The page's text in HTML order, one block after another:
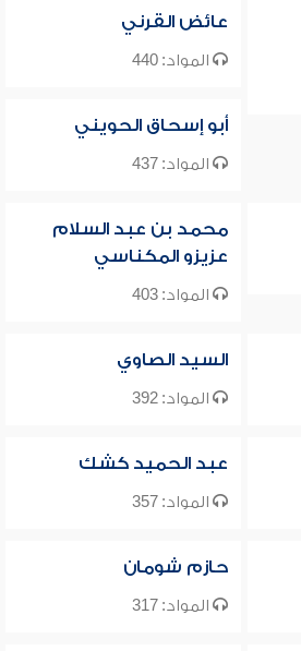
عائض القرني
المواد: 440
أبو إسحاق الحويني
المواد: 437
محمد بن عبد السلام
عزيزو المكناسي
المواد: 403
السيد الصاوي
المواد: 392
عبد الحميد كشك
المواد: 357
حازم شومان
المواد: 317